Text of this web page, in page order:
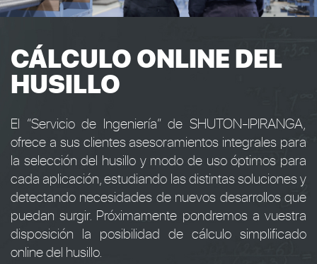
CÁLCULO ONLINE DEL
HUSILLO
El “Servicio de Ingeniería” de SHUTON-IPIRANGA,
ofrece a sus clientes asesoramientos integrales para
la selección del husillo y modo de uso óptimos para
cada aplicación, estudiando las distintas soluciones y
detectando necesidades de nuevos desarrollos que
puedan surgir. Próximamente pondremos a vuestra
disposición la posibilidad de cálculo simplificado
online del husillo.